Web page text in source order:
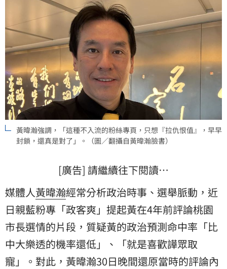
黃暐瀚強調，「這種不入流的粉絲專頁，只想『拉仇恨值』，早早
封鎖，還真是對了」。（圖／翻攝自黃暐瀚臉書）
[廣告] 請繼續往下閱讀…
媒體人黃暐瀚經常分析政治時事、選舉脈動，近
日親藍粉專「政客爽」提起黃在4年前評論桃園
市長選情的片段，質疑黃的政治預測命中率「比
中大樂透的機率還低」、「就是喜歡譁眾取
寵」。對此，黃暐瀚30日晚間還原當時的評論內